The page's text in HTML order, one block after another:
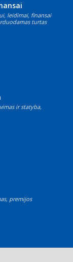
leidimai, finansai
turtas
ir statyba,
premijos